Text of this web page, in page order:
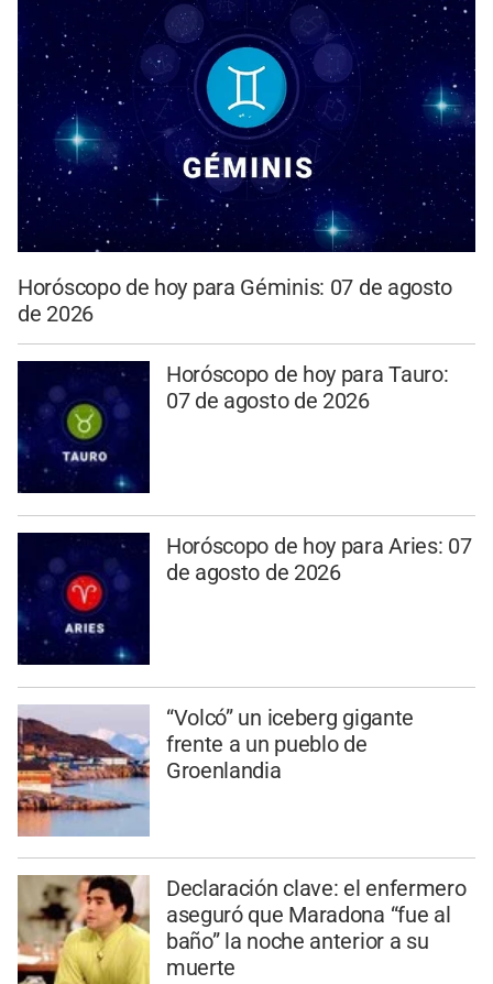
Horóscopo de hoy para Géminis: 07 de agosto
de 2026
Horóscopo de hoy para Tauro:
07 de agosto de 2026
Horóscopo de hoy para Aries: 07
de agosto de 2026
“Volcó” un iceberg gigante
frente a un pueblo de
Groenlandia
Declaración clave: el enfermero
aseguró que Maradona “fue al
baño” la noche anterior a su
muerte